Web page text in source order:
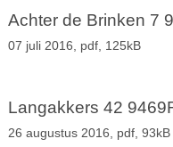
Achter de Brinken 7
07 juli 2016, pdf, 125kB
Langakkers 42
26 augustus 2016, pdf, 93kB